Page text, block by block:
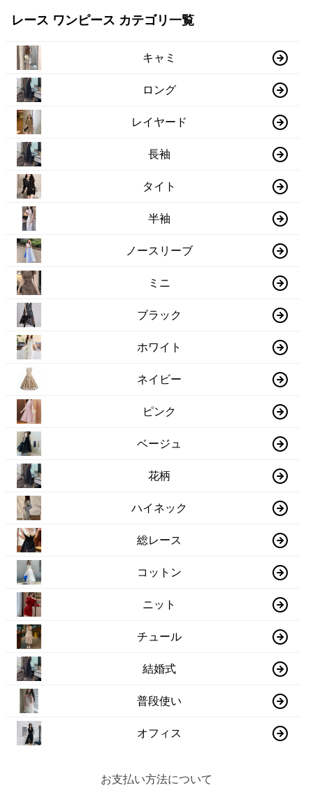
レース ワンピース カテゴリ一覧
キャミ
ロング
レイヤード
長袖
タイト
半袖
ノースリーブ
ミニ
ブラック
ホワイト
ネイビー
ピンク
ベージュ
花柄
ハイネック
総レース
コットン
ニット
チュール
結婚式
普段使い
オフィス
お支払い方法について